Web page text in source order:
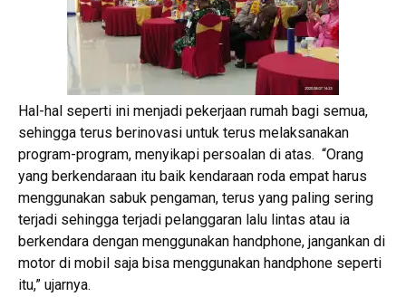
Hal-hal seperti ini menjadi pekerjaan rumah bagi semua,
sehingga terus berinovasi untuk terus melaksanakan
program-program, menyikapi persoalan di atas. “Orang
yang berkendaraan itu baik kendaraan roda empat harus
menggunakan sabuk pengaman, terus yang paling sering
terjadi sehingga terjadi pelanggaran lalu lintas atau ia
berkendara dengan menggunakan handphone, jangankan di
motor di mobil saja bisa menggunakan handphone seperti
itu,” ujarnya.